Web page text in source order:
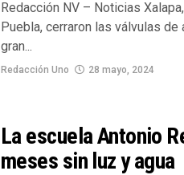
Redacción NV – Noticias
Puebla, cerraron las válvulas
gran...
Redacción Uno 28 mayo, 2024
La escuela Antonio
meses sin luz y agua